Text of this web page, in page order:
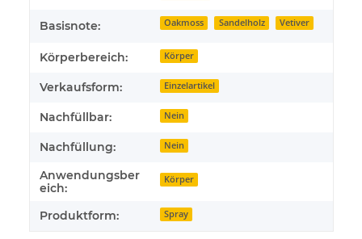
Basisnote: Oakmoss Sandelholz Vetiver
Körperbereich: Körper
Verkaufsform: Einzelartikel
Nachfüllbar: Nein
Nachfüllung: Nein
Anwendungsber
eich:
Körper
Produktform: Spray